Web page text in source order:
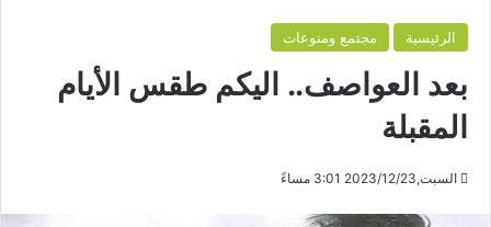
الرئيسية مجتمع ومنوعات
بعد العواصف.. اليكم طقس الأيام
المقبلة
السبت,2023/12/23 3:01 مساءً